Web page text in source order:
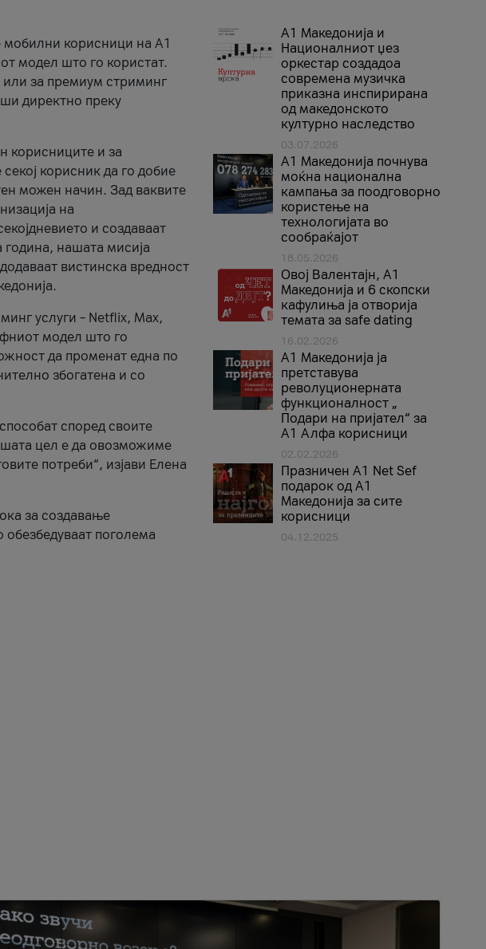
мобилни корисници на A1
модел што го користат.
или за премиум стриминг
директно преку
корисниците и за
корисник да го добие
можен начин. Зад ваквите
на
и создаваат
година, нашата мисија
вистинска вредност
услуги – Netflix, Max,
модел што го
да променат една по
збогатена и со
според своите
цел е да овозможиме
потреби“, изјави Елена
за создавање
поголема
А1 Македонија и
Националниот џез
оркестар создадоа
современа музичка
приказна инспирирана
од македонското
културно наследство
03.07.2026
A1 Македонија почнува
моќна национална
кампања за поодговорно
користење на
технологијата во
сообраќајот
18.05.2026
Овој Валентајн, A1
Македонија и 6 скопски
кафулиња ја отворија
темата за safe dating
16.02.2026
А1 Македонија ја
претставува
револуционерната
функционалност „
Подари на пријател“ за
А1 Алфа корисници
02.02.2026
Празничен A1 Net Sеf
подарок од А1
Македонија за сите
корисници
04.12.2025